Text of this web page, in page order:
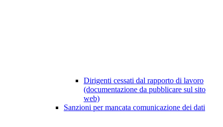
Dirigenti cessati dal rapporto di lavoro
(documentazione da pubblicare sul sito
web)
Sanzioni per mancata comunicazione dei dati